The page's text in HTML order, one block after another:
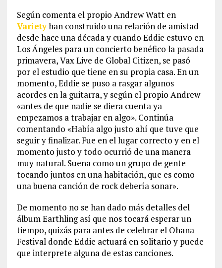
Según comenta el propio Andrew Watt en
Varietyhan construido una relación de amistad
desde hace una década y cuando Eddie estuvo en
Los Ángeles para un concierto benéfico la pasada
primavera, Vax Live de Global Citizen, se pasó
por el estudio que tiene en su propia casa. En un
momento, Eddie se puso a rasgar algunos
acordes en la guitarra, y según el propio Andrew
«antes de que nadie se diera cuenta ya
empezamos a trabajar en algo». Continúa
comentando «Había algo justo ahí que tuve que
seguir y finalizar. Fue en el lugar correcto y en el
momento justo y todo ocurrió de una manera
muy natural. Suena como un grupo de gente
tocando juntos en una habitación, que es como
una buena canción de rock debería sonar».
De momento no se han dado más detalles del
álbum Earthling así que nos tocará esperar un
tiempo, quizás para antes de celebrar el Ohana
Festival donde Eddie actuará en solitario y puede
que interprete alguna de estas canciones.